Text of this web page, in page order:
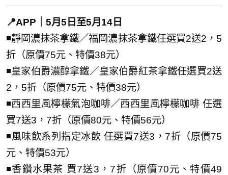
📍APP｜5月5日至5月14日
◾靜岡濃抹茶拿鐵／福岡濃抹茶拿鐵任選買2送2，5
折（原價75元、特價38元）
◾皇家伯爵濃醇拿鐵／皇家伯爵紅茶拿鐵任選買2送
2，5折（原價75元、特價38元）
◾西西里風檸檬氣泡咖啡／西西里風檸檬咖啡 任選
買7送3，7折（原價80元、特價56元）
◾風味飲系列指定冰飲 任選買7送3，7折（原價75
元、特價53元）
◾香鑽水果茶 買7送3，7折（原價70元、特價49